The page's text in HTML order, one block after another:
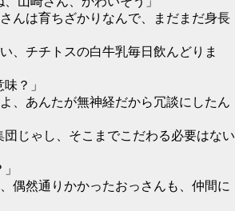
んは育ちざかりなんで、まだまだ身長
、チチトスの白牛乳毎日飲んどりま
？」
、あんたが無神経だから冗談にしたん
団じゃし、そこまでこだわる必要はない
偶然通りかかったおっさんも、仲間に